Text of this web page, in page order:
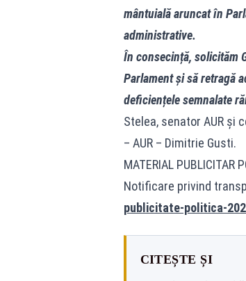
mântuială aruncat în
administrative.
În consecință, solicităm
Parlament și să retragă
deficiențele semnalate
Stelea, senator AUR și
– AUR – Dimitrie Gusti.
MATERIAL PUBLICITAR
Notificare privind
publicitate-politica-
CITEȘTE ȘI